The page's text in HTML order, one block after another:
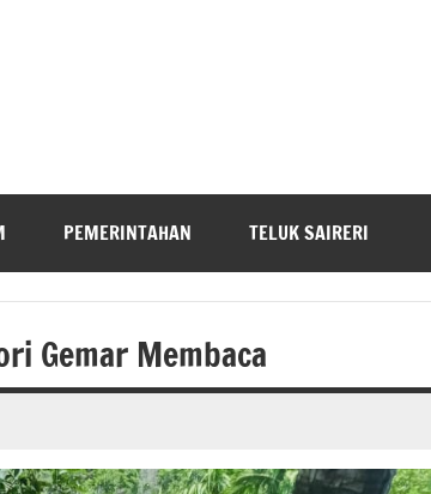
PEMERINTAHAN TELUK SAIRERI
Gemar Membaca